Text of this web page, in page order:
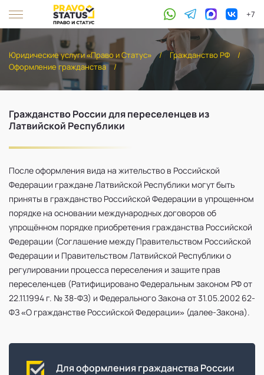
+7
Юридические услуги «Право и Статус» / Гражданство РФ
/
Оформление гражданства
/
Гражданство России для переселенцев из
Латвийской Республики
После оформления вида на жительство в Российской
Федерации граждане Латвийской Республики могут быть
приняты в гражданство Российской Федерации в упрощенном
порядке на основании международных договоров об
упрощённом порядке приобретения гражданства Российской
Федерации (Соглашение между Правительством Российской
Федерации и Правительством Латвийской Республики о
регулировании процесса переселения и защите прав
переселенцев (Ратифицировано Федеральным законом РФ от
22.11.1994 г. № 38-ФЗ) и Федерального Закона от 31.05.2002 62-
ФЗ «О гражданстве Российской Федерации» (далее-Закона).
Для оформления гражданства России